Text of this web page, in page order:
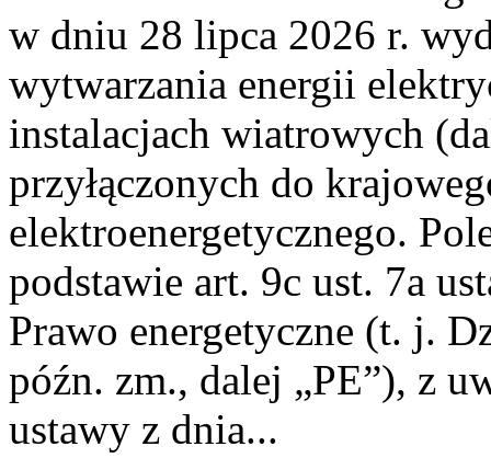
w dniu 28 lipca 2026 r.
wytwarzania energii
instalacjach wiatrowych
przyłączonych do
elektroenergetycznego.
podstawie art. 9c ust. 7a
Prawo energetyczne (t. j.
późn. zm., dalej „PE”), z
ustawy z dnia...